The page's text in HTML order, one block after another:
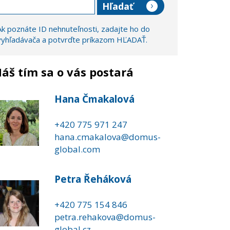
poznáte ID nehnuteľnosti, zadajte ho do
a potvrďte príkazom HĽADAŤ.
tím sa o vás postará
Hana Čmakalová
+420 775 971 247
hana.cmakalova@domus-
global.com
Petra Řeháková
+420 775 154 846
petra.rehakova@domus-